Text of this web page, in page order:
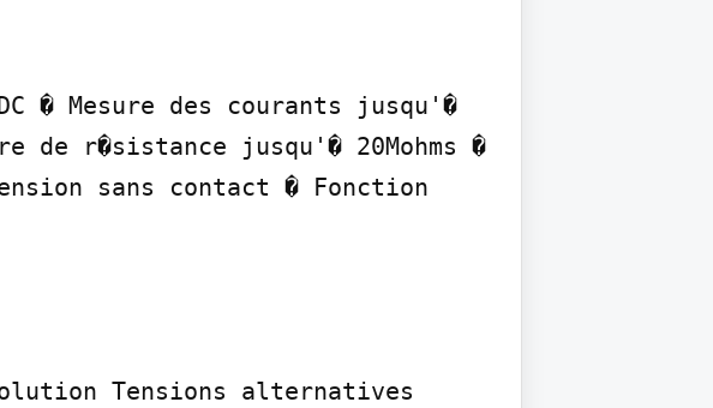
� Mesure des courants jusqu'�
de r�sistance jusqu'� 20Mohms �
sans contact � Fonction
Tensions alternatives